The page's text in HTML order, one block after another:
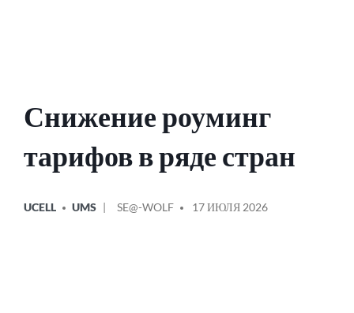
Снижение роуминг
тарифов в ряде стран
В
UCELL UMS
ОТ
SE@-WOLF 17 ИЮЛЯ 2026